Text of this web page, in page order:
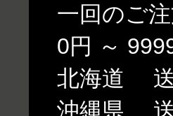
一回のご
0円 ～
北海道 送
沖縄県 送